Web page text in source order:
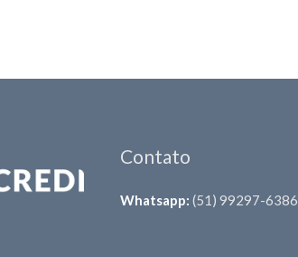
Contato
Whatsapp: (51) 99297-6386